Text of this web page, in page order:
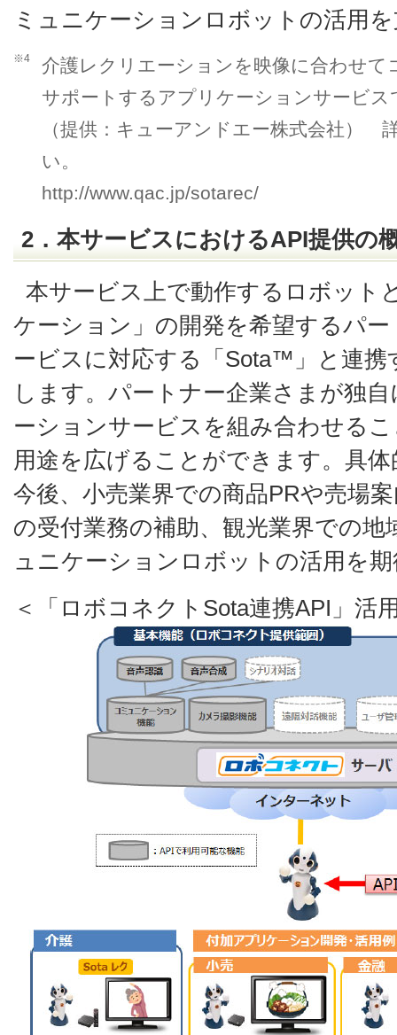
ミュニケーションロボットの活用
※4
介護レクリエーションを映像に合わせ
サポートするアプリケーションサービス
（提供：キューアンドエー株式会社）
い。
http://www.qac.jp/sotarec/
2．本サービスにおけるAPI提供の
本サービス上で動作するロボット
ケーション」の開発を希望するパ
ービスに対応する「Sota™」と連携
します。パートナー企業さまが独
ーションサービスを組み合わせる
用途を広げることができます。具
今後、小売業界での商品PRや売場
の受付業務の補助、観光業界での
ュニケーションロボットの活用を
＜「ロボコネクトSota連携API」活